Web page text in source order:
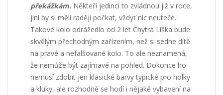
překážkám. Někteří jedinci to zvládnou již v roce,
jiníby si měli raději počkat, vždyť nic neuteče.
Takové kolo odrážedlo od 2 let Chytrá Liška bude
skvělým přechodným zařízením, než si sedne dítě
na pravé a nefalšované kolo. To ale neznamená,
že nemůže být zajímavé na pohled. Dokonce ho
nemusí zdobit jen klasické barvy typické pro holky
a kluky, ale rozhodně se hodí i nějaké vybavení na